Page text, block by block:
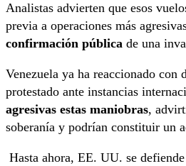
Analistas advierten que esos
previa a operaciones más
confirmación pública de una
Venezuela ya ha reaccionado con
protestado ante instancias
agresivas estas maniobras,
soberanía y podrían constituir un
Hasta ahora, EE. UU. se